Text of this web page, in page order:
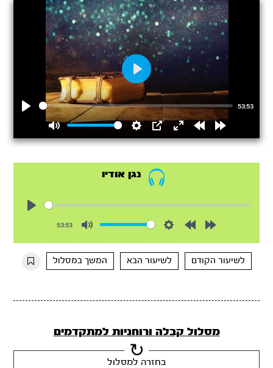
53:53
Mute Settings
PIP
EnterRewindForward
Play
נגן אודיו
53:53
10s
10s
לשיעור הקודם
לשיעור הבא המשך במסלול
מסלול קבלה ורוחניות למתקדמים
בחזרה למסלול